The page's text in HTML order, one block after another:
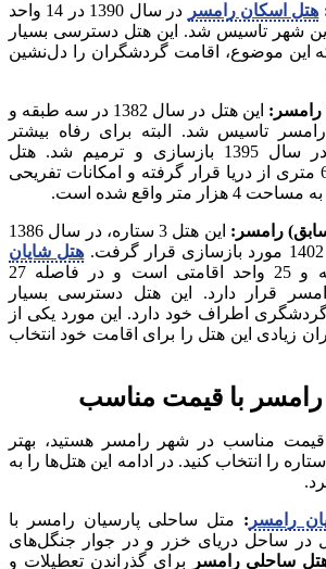
هتل اسکان رامسر
در سال 1390 در 14 واحد
در این شهر تاسیس شد. این هتل دسترسی بسیار
که این موضوع، اقامت گردشگران را دل‌نشین
این هتل در سال 1382 در سه طبقه و
رامسر تاسیس شد. البته برای رفاه بیشتر
مسافران، این هتل در سال 1395 بازسازی و ترمیم شد. هتل
ملکشاه در فاصله 600 متری از دریا قرار گرفته و امکانات تفریحی
متر واقع شده است.
این هتل 3 ستاره، در سال 1386
هتل شایان
دارای 4 طبقه و 25 واحد اقامتی است و در فاصله 27
قرار دارد. این هتل دسترسی بسیار
اطراف خود دارد. این مورد یکی از
زیادی این هتل را برای اقامت خود انتخاب
با قیمت مناسب
قیمت مناسب در شهر رامسر هستید، بهتر
را انتخاب کنید. در ادامه این هتل‌ها را به
رامسر : متل ساحلی پارسیان رامسر با
در ساحل دریای خزر و در جوار جنگل‌های
ساحلی رامسر
برای گذراندن تعطیلات و